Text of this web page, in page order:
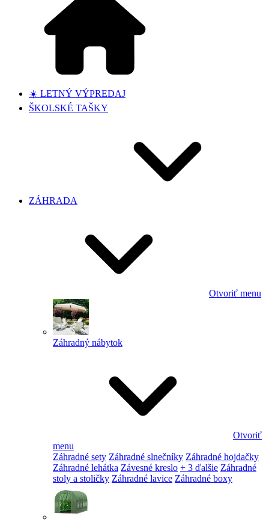
☀️ LETNÝ VÝPREDAJ
ŠKOLSKÉ TAŠKY
ZÁHRADA
Otvoriť menu
Záhradný nábytok
Otvoriť
menu
Záhradné sety Záhradné slnečníky Záhradné hojdačky
Záhradné lehátka Závesné kreslo + 3 ďalšie Záhradné
stoly a stoličky Záhradné lavice Záhradné boxy